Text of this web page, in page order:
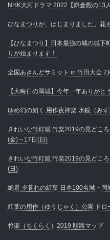
NHK大河ドラマ 2022【鎌倉殿の13
ひなまつりが、はじまりました。花
【ひなまつり】日本最強の城の城
りが始まります！
全国あきんどサミット in 竹田大会 2
【大晦日の岡城】今年一年ありがと
ゆめ幻の如く 用作夜神楽 水鏡（み
きれいな竹灯籠 竹楽2019の見どこ
(金)～17日(日)
きれいな竹灯籠 竹楽2019の見どこ
(日)
絶景 夕暮れの紅葉 日本100名城・
紅葉の用作（ゆうじゃく）公園 ドロ
竹楽（ちくらく）2019 順路マップ